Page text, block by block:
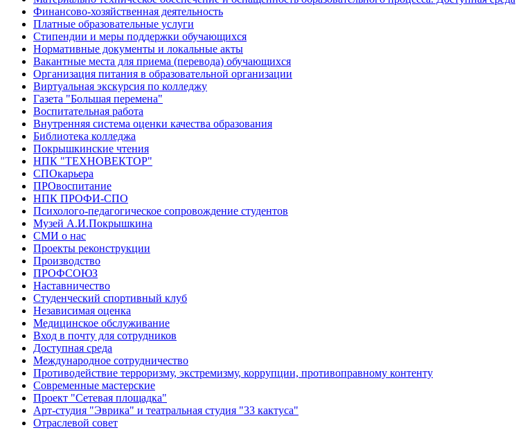
Финансово-хозяйственная деятельность
Платные образовательные услуги
Стипендии и меры поддержки обучающихся
Нормативные документы и локальные акты
Вакантные места для приема (перевода) обучающихся
Организация питания в образовательной организации
Виртуальная экскурсия по колледжу
Газета "Большая перемена"
Воспитательная работа
Внутренняя система оценки качества образования
Библиотека колледжа
Покрышкинские чтения
НПК "ТЕХНОВЕКТОР"
СПОкарьера
ПРОвоспитание
НПК ПРОФИ-СПО
Психолого-педагогическое сопровождение студентов
Музей А.И.Покрышкина
СМИ о нас
Проекты реконструкции
Производство
ПРОФСОЮЗ
Наставничество
Студенческий спортивный клуб
Независимая оценка
Медицинское обслуживание
Вход в почту для сотрудников
Доступная среда
Международное сотрудничество
Противодействие терроризму, экстремизму, коррупции, противоправному контенту
Современные мастерские
Проект "Сетевая площадка"
Арт-студия "Эврика" и театральная студия "33 кактуса"
Отраслевой совет